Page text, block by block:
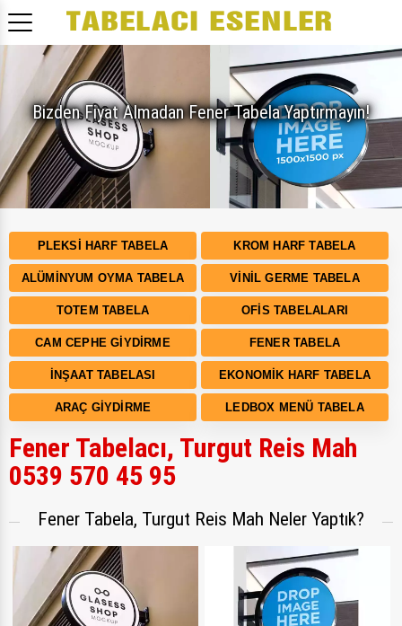
Bizden Fiyat Almadan Fener Tabela Yaptırmayın!
PLEKSI HARF TABELA KROM HARF TABELA
ALÜMINYUM OYMA TABELA VINIL GERME TABELA
TOTEM TABELA OFIS TABELALARI
CAM CEPHE GIYDIRME FENER TABELA
İNŞAAT TABELASI EKONOMIK HARF TABELA
ARAÇ GIYDIRME LEDBOX MENÜ TABELA
Fener Tabelacı, Turgut Reis Mah
0539 570 45 95
Fener Tabela, Turgut Reis Mah Neler Yaptık?